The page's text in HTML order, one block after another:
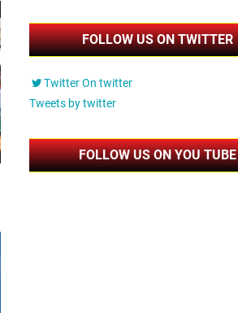
FOLLOW US ON TWITTER
Twitter On twitter
Tweets by twitter
FOLLOW US ON YOU TUBE